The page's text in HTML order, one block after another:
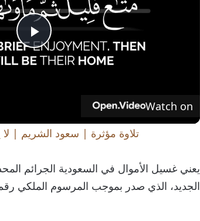
P
V
Watch on
تلاوة مؤثرة | سعود الشريم |
يعني غسيل الأموال في السعودية الجرائم
الجديد، الذي صدر بموجب المرسوم الملكي رقم م/20 لعام 1439هـ، والتي تشمل